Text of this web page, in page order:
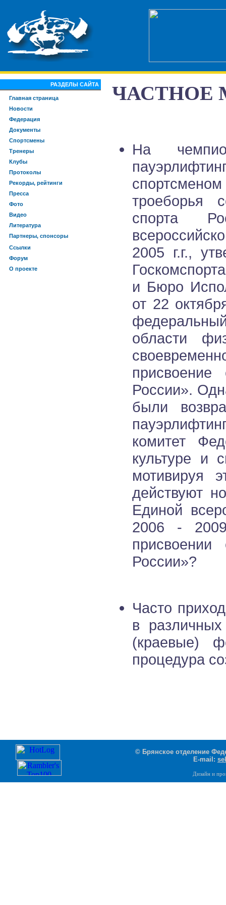
РАЗДЕЛЫ САЙТА
Главная страница
Новости
Федерация
Документы
Спортсмены
Тренеры
Клубы
Протоколы
Рекорды, рейтинги
Пресса
Фото
Видео
Литература
Партнеры, спонсоры
Ссылки
Форум
О проекте
ЧАСТНОЕ
На
троеборья
спорта
2005 г.г.,
и Бюро
от 22
области
присвоение
России».
были
комитет
культуре и
мотивируя
действуют
Единой
2006 -
присвоении
России»?
Часто
в различных
(краевые)
процедура
© Брянское отделение
E-mail:
Дизайн и